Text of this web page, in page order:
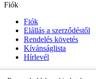
Fiók
Fiók
Elállás a szerződéstől
Rendelés követés
Kívánságlista
Hírlevél